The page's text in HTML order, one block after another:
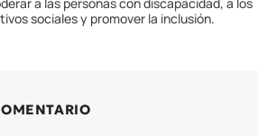
sociales y promover la inclusión.